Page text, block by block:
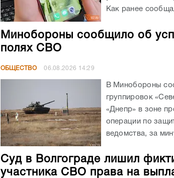
Как ранее
Минобороны сообщило об
полях СВО
ОБЩЕСТВО 06.08.2026 14:29
В Минобороны
группировок
«Днепр» в зоне
операции по
ведомства, за
Суд в Волгограде лишил
участника СВО права на